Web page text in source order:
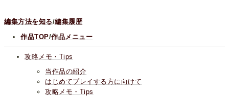
編集方法を知る/編集履歴
作品TOP/作品メニュー
攻略メモ・Tips
当作品の紹介
はじめてプレイする方に向けて
攻略メモ・Tips